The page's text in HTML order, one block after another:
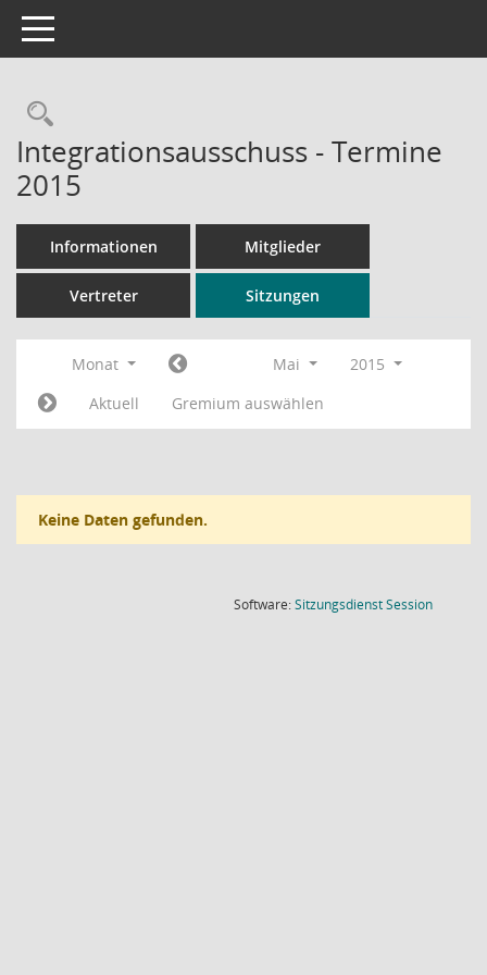
Toggle navigation
Rechercheauswahl
Integrationsausschuss - Termine
2015
Informationen Mitglieder
Vertreter Sitzungen
Monat Mai
2015
Aktuell
Gremium auswählen
Keine Daten gefunden.
Software:SitzungsdienstSession(Wird in